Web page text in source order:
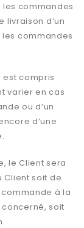
les commandes
livraison d’un
commandes
compris
varier en cas
ou d’un
d’une
le Client sera
Client soit de
à la
soit